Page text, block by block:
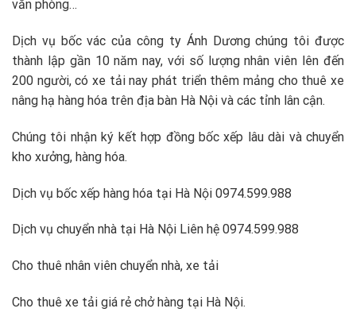
văn phòng…
Dịch vụ bốc vác của công ty Ánh Dương chúng tôi được
thành lập gần 10 năm nay, với số lượng nhân viên lên đến
200 người, có xe tải nay phát triển thêm mảng cho thuê xe
nâng hạ hàng hóa trên địa bàn Hà Nội và các tỉnh lân cận.
Chúng tôi nhận ký kết hợp đồng bốc xếp lâu dài và chuyển
kho xưởng, hàng hóa.
Dịch vụ bốc xếp hàng hóa tại Hà Nội 0974.599.988
Dịch vụ chuyển nhà tại Hà Nội Liên hệ 0974.599.988
Cho thuê nhân viên chuyển nhà, xe tải
Cho thuê xe tải giá rẻ chở hàng tại Hà Nội.